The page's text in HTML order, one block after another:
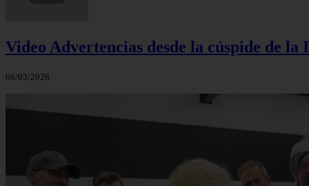
Video Advertencias desde la cúspide de
06/03/2026